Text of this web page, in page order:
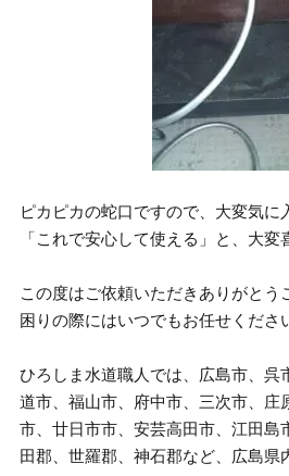
ピカピカの蛇口ですので、大変気に
「これで安心して使える」と、大変
この度はご依頼いただきありがとう
困りの際にはいつでもお任せくださ
ひろしま水道職人では、広島市、呉
道市、福山市、府中市、三次市、庄
市、廿日市市、安芸高田市、江田島
田郡、世羅郡、神石郡など、広島県